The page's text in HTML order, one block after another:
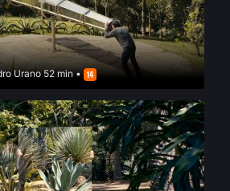
Urano52 min •